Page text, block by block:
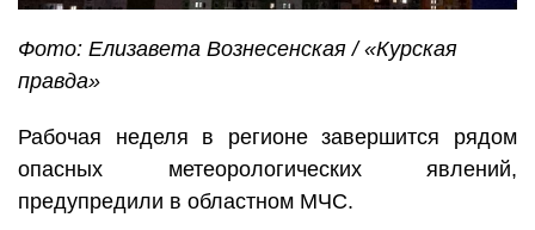
Фото: Елизавета Вознесенская / «Курская
правда»
Рабочая неделя в регионе завершится рядом
опасных метеорологических явлений,
предупредили в областном МЧС.